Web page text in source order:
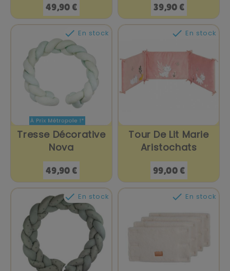
Prix
49,90 € Prix
39,90 €
 En stock
Tresse Décorative
Nova
Prix
49,90 €
 En stock
Tour De Lit Marie
Aristochats
Prix
99,00 €
 En stock  En stock